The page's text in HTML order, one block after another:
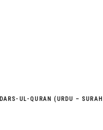
DARS-UL-QURAN (URDU –